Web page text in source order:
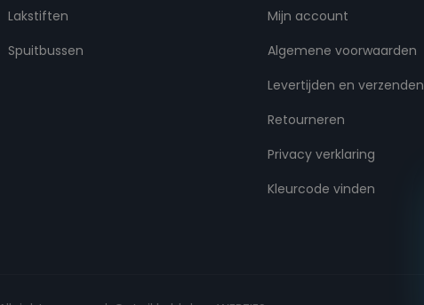
Lakstiften
Spuitbussen
Mijn account
Algemene voorwaarden
Levertijden en verzenden
Retourneren
Privacy verklaring
Kleurcode vinden